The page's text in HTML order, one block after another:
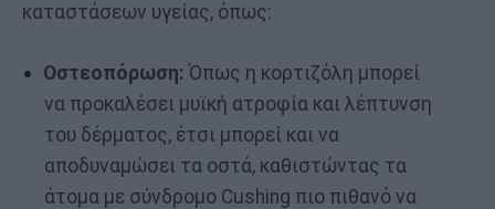
καταστάσεων υγείας, όπως:
Οστεοπόρωση: Όπως η κορτιζόλη μπορεί
να προκαλέσει μυϊκή ατροφία και λέπτυνση
του δέρματος, έτσι μπορεί και να
αποδυναμώσει τα οστά, καθιστώντας τα
άτομα με σύνδρομο Cushing πιο πιθανό να